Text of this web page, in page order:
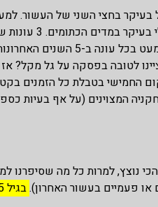
מוביל, אבל הוא
אליפות סנסציונית), הוא נלחם על
ב-2003. זוכרים את 16 האסיסטים שציינו
המצוינים (על אף בעיות
נוצץ, למרות כל מה שסיפרנו
או פעמיים בעשור האחרון).